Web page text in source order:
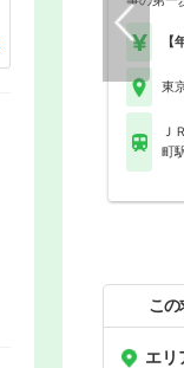
【
東
Ｊ
町
この
エリ